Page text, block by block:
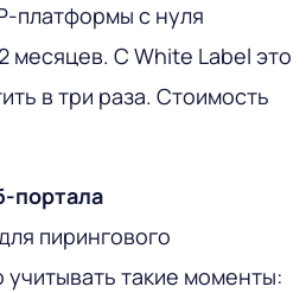
платформы с нуля
месяцев. С White Label это
в три раза. Стоимость
портала
пирингового
такие моменты: